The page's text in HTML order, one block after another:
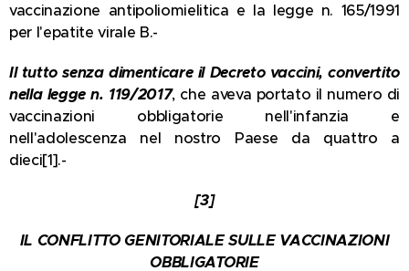
vaccinazione antipoliomielitica e la legge n. 165/1991
per l'epatite virale B.-
Il tutto senza dimenticare il Decreto vaccini, convertito
nella legge n. 119/2017, che aveva portato il numero di
vaccinazioni obbligatorie nell'infanzia e
nell'adolescenza nel nostro Paese da quattro a
dieci[1].-
[3]
IL CONFLITTO GENITORIALE SULLE VACCINAZIONI
OBBLIGATORIE